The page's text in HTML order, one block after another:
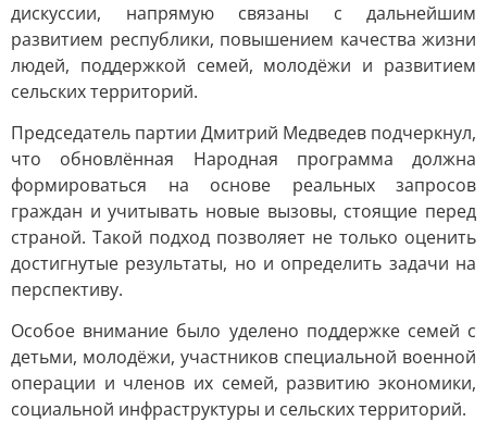
дискуссии, напрямую связаны с дальнейшим
развитием республики, повышением качества жизни
людей, поддержкой семей, молодёжи и развитием
сельских территорий.
Председатель партии Дмитрий Медведев подчеркнул,
что обновлённая Народная программа должна
формироваться на основе реальных запросов
граждан и учитывать новые вызовы, стоящие перед
страной. Такой подход позволяет не только оценить
достигнутые результаты, но и определить задачи на
перспективу.
Особое внимание было уделено поддержке семей с
детьми, молодёжи, участников специальной военной
операции и членов их семей, развитию экономики,
социальной инфраструктуры и сельских территорий.